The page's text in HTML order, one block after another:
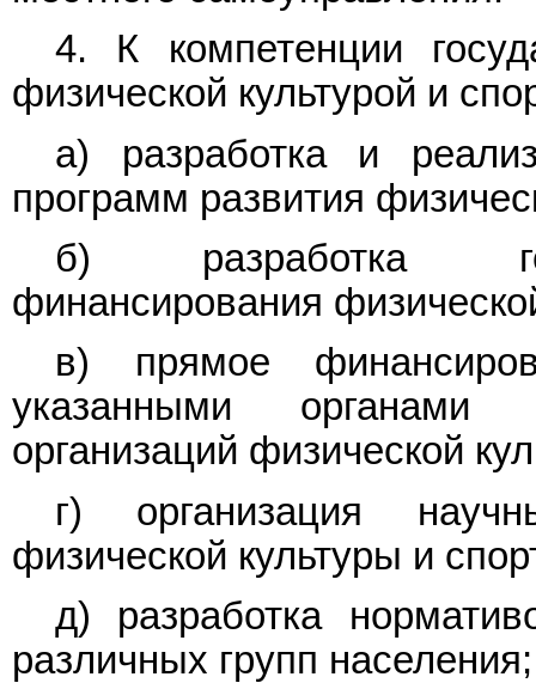
4. К компетенции
физической культурой и
а) разработка и
программ развития
б) разработка
финансирования
в) прямое
указанными органами
организаций физической
г) организация
физической культуры и
д) разработка
различных групп населения;